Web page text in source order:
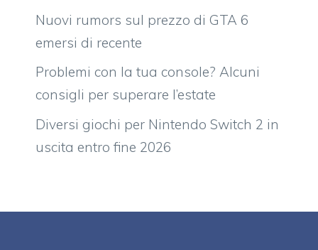
Nuovi rumors sul prezzo di GTA 6
emersi di recente
Problemi con la tua console? Alcuni
consigli per superare l’estate
Diversi giochi per Nintendo Switch 2 in
uscita entro fine 2026